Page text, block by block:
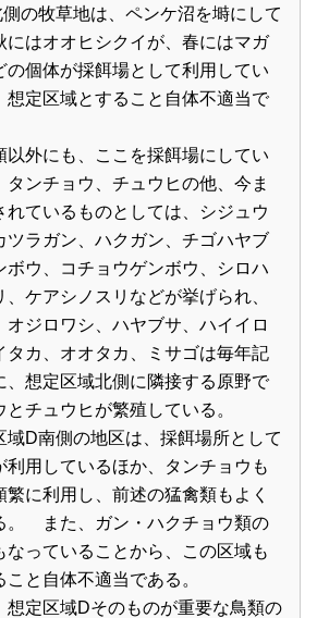
の牧草地は、ペンケ沼を塒にして
にはオオヒシクイが、春にはマガ
の個体が採餌場として利用してい
想定区域とすること自体不適当で
外にも、ここを採餌場にしてい
タンチョウ、チュウヒの他、今ま
れているものとしては、シジュウ
ツラガン、ハクガン、チゴハヤブ
ボウ、コチョウゲンボウ、シロハ
ケアシノスリなどが挙げられ、
オジロワシ、ハヤブサ、ハイイロ
タカ、オオタカ、ミサゴは毎年記
、想定区域北側に隣接する原野で
チュウヒが繁殖している。
D南側の地区は、採餌場所として
利用しているほか、タンチョウも
繁に利用し、前述の猛禽類もよく
。 また、ガン・ハクチョウ類の
なっていることから、この区域も
と自体不適当である。
定区域Dそのものが重要な鳥類の